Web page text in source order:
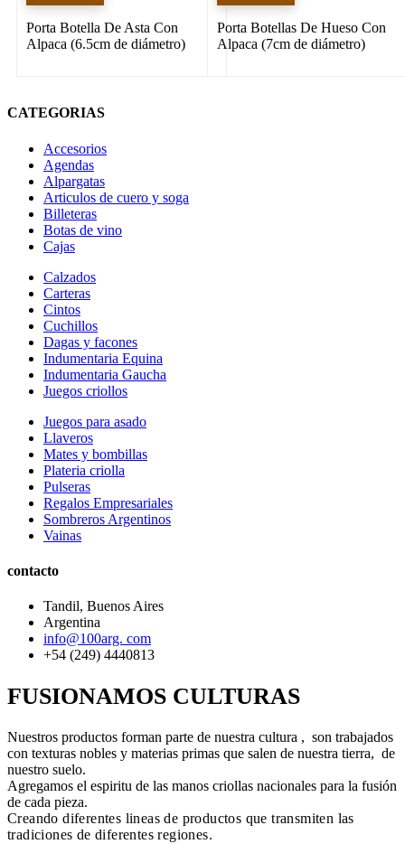
Porta Botella De Asta Con
Alpaca (6.5cm de diámetro)
Porta Botellas De Hueso Con
Alpaca (7cm de diámetro)
CATEGORIAS
Accesorios
Agendas
Alpargatas
Articulos de cuero y soga
Billeteras
Botas de vino
Cajas
Calzados
Carteras
Cintos
Cuchillos
Dagas y facones
Indumentaria Equina
Indumentaria Gaucha
Juegos criollos
Juegos para asado
Llaveros
Mates y bombillas
Plateria criolla
Pulseras
Regalos Empresariales
Sombreros Argentinos
Vainas
contacto
Tandil, Buenos Aires
Argentina
info@100arg. com
+54 (249) 4440813
FUSIONAMOS CULTURAS
Nuestros productos forman parte de nuestra cultura , son trabajados
con texturas nobles y materias primas que salen de nuestra tierra, de
nuestro suelo.
Agregamos el espiritu de las manos criollas nacionales para la fusión
de cada pieza.
Creando diferentes lineas de productos que transmiten las
tradiciones de diferentes regiones.